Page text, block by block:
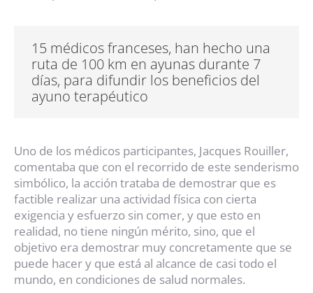
15 médicos franceses, han hecho una
ruta de 100 km en ayunas durante 7
días, para difundir los beneficios del
ayuno terapéutico
Uno de los médicos participantes, Jacques Rouiller,
comentaba que con el recorrido de este senderismo
simbólico, la acción trataba de demostrar que es
factible realizar una actividad física con cierta
exigencia y esfuerzo sin comer, y que esto en
realidad, no tiene ningún mérito, sino, que el
objetivo era demostrar muy concretamente que se
puede hacer y que está al alcance de casi todo el
mundo, en condiciones de salud normales.